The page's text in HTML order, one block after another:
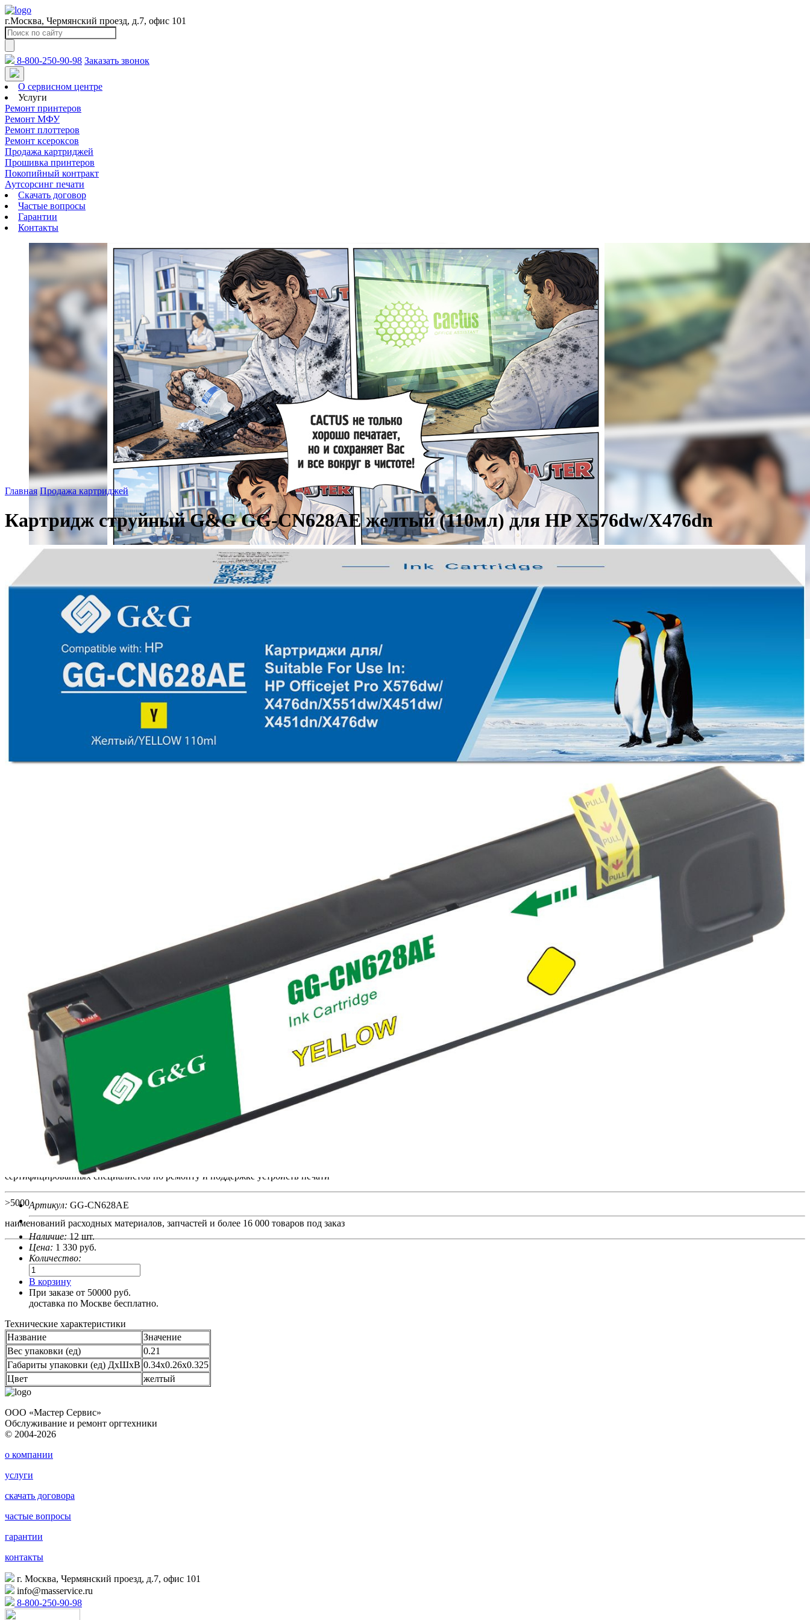
г.Москва, Чермянский проезд, д.7, офис 101
8-800-250-90-98 Заказать звонок
О сервисном центре
Услуги
Ремонт принтеров
Ремонт МФУ
Ремонт плоттеров
Ремонт ксероксов
Продажа картриджей
Прошивка принтеров
Покопийный контракт
Аутсорсинг печати
Скачать договор
Частые вопросы
Гарантии
Контакты
Cactus
Ремонт оргтехники
любой сложности
Любые формы расчётов, индивидуальные скидки, работаем с регионами
Сотрудничество с G&G
Компания G&G объявляет о начале развития собственной сети
сервисных центров на территории России
Первым партнёром по сервису в категориях «Расходные материалы» и
«Устройства печати» G&G стал московский сервисный центр «Мастер-Сервис»
(ООО «Мастер-Сервис»)
лет на рынке обслуживания оргтехники и поставок расходных материалов
сертифицированных специалистов по ремонту и поддержке устройств печати
>5000
наименований расходных материалов, запчастей и более 16 000 товаров под заказ
Главная Продажа картриджей
Картридж струйный G&G GG-CN628AE желтый (110мл) для HP X576dw/X476dn
Артикул: GG-CN628AE
Наличие:12 шт.
Цена: 1 330 руб.
Количество:
В корзину
При заказе от 50000 руб.
доставка по Москве бесплатно.
Технические характеристики
Название
Значение
Вес упаковки (ед)
0.21
Габариты упаковки (ед) ДхШхВ 0.34x0.26x0.325
Цвет
желтый
ООО «Мастер Сервис»
Обслуживание и ремонт оргтехники
© 2004-2026
о компании
услуги
скачать договора
частые вопросы
гарантии
контакты
г. Москва, Чермянский проезд, д.7, офис 101
info@masservice.ru
8-800-250-90-98